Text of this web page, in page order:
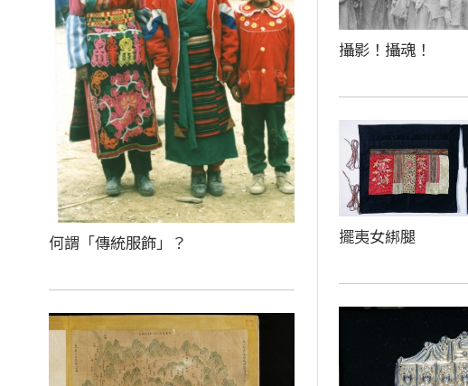
何謂「傳統服飾」？
攝影！攝魂！
擺夷女綁腿